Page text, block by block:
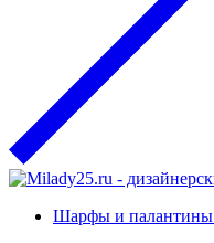
Шарфы и палантины